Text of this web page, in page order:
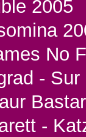
2005
No
-
-